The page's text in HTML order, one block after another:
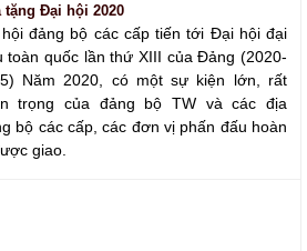
tặng Đại hội 2020
đảng bộ các cấp tiến tới Đại hội đại
toàn quốc lần thứ XIII của Đảng (2020-
Năm 2020, có một sự kiện lớn, rất
trọng của đảng bộ TW và các địa
bộ các cấp, các đơn vị phấn đấu hoàn
giao.